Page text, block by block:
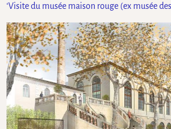
‘Visite du musée maison rouge (ex musée